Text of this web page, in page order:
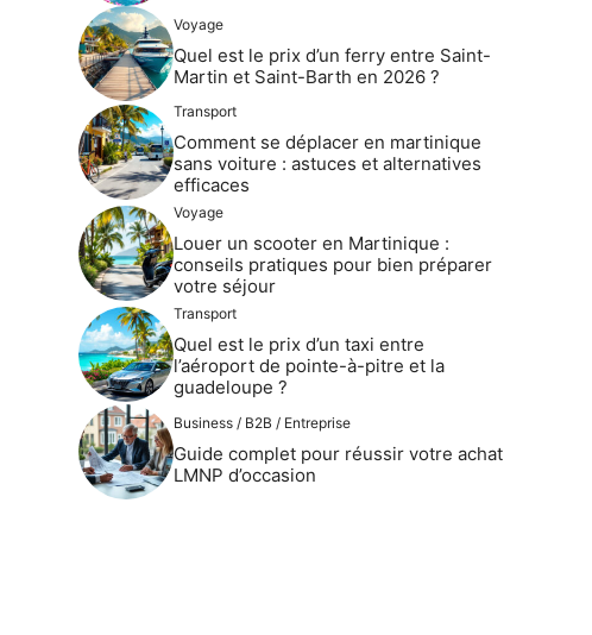
Voyage
Quel est le prix d’un ferry entre Saint-
Martin et Saint-Barth en 2026 ?
Transport
Comment se déplacer en martinique
sans voiture : astuces et alternatives
efficaces
Voyage
Louer un scooter en Martinique :
conseils pratiques pour bien préparer
votre séjour
Transport
Quel est le prix d’un taxi entre
l’aéroport de pointe-à-pitre et la
guadeloupe ?
Business / B2B / Entreprise
Guide complet pour réussir votre achat
LMNP d’occasion